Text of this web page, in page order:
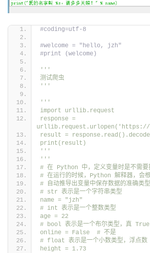
#coding=utf-8
#welcome = "hello, jzh"
#print (welcome)
'''
测试爬虫
'''
'''
import urllib.request
response =
urllib.request.urlopen('https://
result =
print(result)
'''
'''
# 在 Python 中，定义变量时是不需要
# 在运行的时候，Python 解释器，会根
# 自动推导出变量中保存数据的准确类型
# str 表示是一个字符串类型
name = "jzh"
# int 表示是一个整数类型
age = 22
# bool 表示是一个布尔类型，真
online = False  # 不是
# float 表示是一个小数类型，浮点数
height = 1.73